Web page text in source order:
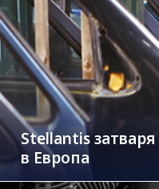
Stellantis
в Европа